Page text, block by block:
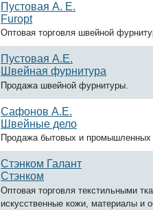
Пустовая А. Е.
Furopt
Оптовая торговля швейной
Пустовая А.Е.
Швейная фурнитура
Продажа швейной фурнитуры.
Сафонов А.Е.
Швейные дело
Продажа бытовых и
Стэнком Галант
Стэнком
Оптовая торговля текстильными
искусственные кожи, материалы и